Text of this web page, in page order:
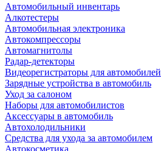
Автомобильный инвентарь
Алкотестеры
Автомобильная электроника
Автокомпрессоры
Автомагнитолы
Радар-детекторы
Видеорегистраторы для автомобилей
Зарядные устройства в автомобиль
Уход за салоном
Наборы для автомобилистов
Аксессуары в автомобиль
Автохолодильники
Средства для ухода за автомобилем
Автокосметика